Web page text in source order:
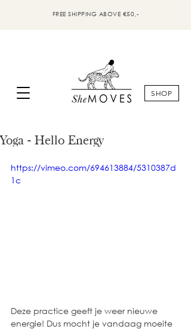
FREE SHIPPING ABOVE €50,-
SHOP
Yoga - Hello Energy
https://vimeo.com/694613884/5310387d
1c
Deze practice geeft je weer nieuwe
energie! Dus mocht je vandaag moeite